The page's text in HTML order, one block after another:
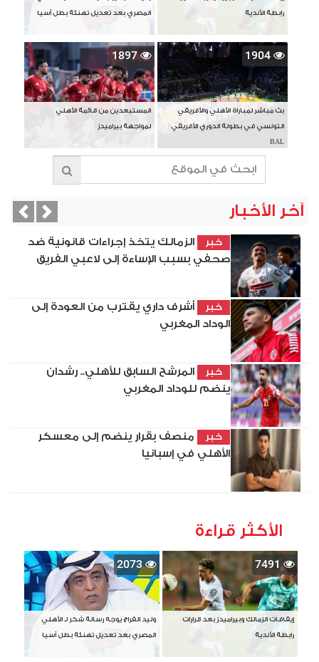
رابطة الأندية المصري بعد تعديل تهنئة بطل آسيا
1904
بث مباشر لمباراة الأهلي والأفريقي
التونسي في بطولة الدوري الأفريقي
BAL
1897
المستبعدين من قائمة الأهلي
لمواجهة بيراميدز
آخر الأخبار
خبر
الزمالك يتخذ إجراءات قانونية ضد
صحفي بسبب الإساءة إلى لاعبي الفريق
خبر
أشرف داري يقترب من العودة إلى
الوداد المغربي
خبر
المرشح السابق للأهلي.. رشدان
ينضم للوداد المغربي
خبر
منصف بقرار ينضم إلى معسكر
الأهلي في إسبانيا
Next
الأكثر قراءة
7491
إيقافات الزمالك وبيراميدز بعد قرارات
رابطة الأندية
2073
وليد الفراج يوجه رسالة شكر لـ الأهلي
المصري بعد تعديل تهنئة بطل آسيا